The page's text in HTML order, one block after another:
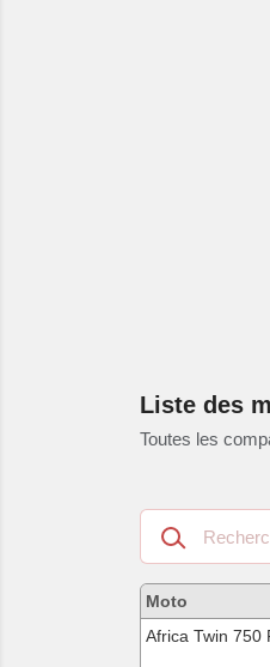
Liste des
Toutes les
Recherche
dans
les
motos
compatibles
Moto
Africa Twin 750